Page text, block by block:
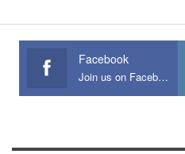
Facebook
Join us on Facebook